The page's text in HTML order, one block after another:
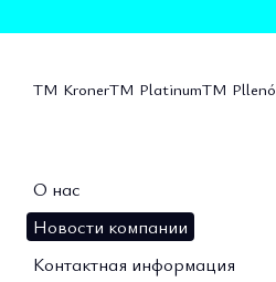
TM KronerТМ PlatinumTM Pllenó
О нас
Новости компании
Контактная информация